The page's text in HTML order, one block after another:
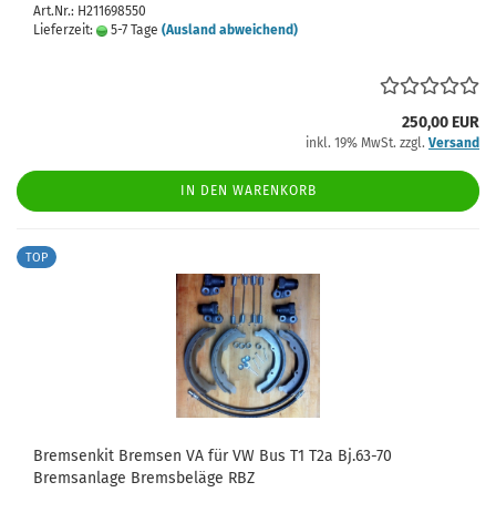
Art.Nr.: H211698550
Lieferzeit:
5-7 Tage (Ausland abweichend)
250,00 EUR
inkl. 19% MwSt. zzgl. Versand
IN DEN WARENKORB
TOP
Bremsenkit Bremsen VA für VW Bus T1 T2a Bj.63-70
Bremsanlage Bremsbeläge RBZ